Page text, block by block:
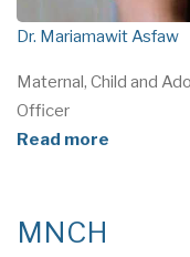
Dr. Mariamawit Asfaw
Maternal, Child and
Officer
Read more
MNCH